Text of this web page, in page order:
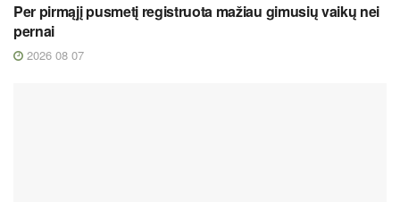
Per pirmąjį pusmetį registruota mažiau gimusių vaikų nei
pernai
2026 08 07